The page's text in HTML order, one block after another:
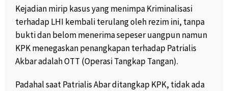
Kejadian mirip kasus yang menimpa Kriminalisasi
terhadap LHI kembali terulang oleh rezim ini, tanpa
bukti dan belom menerima sepeser uangpun namun
KPK menegaskan penangkapan terhadap Patrialis
Akbar adalah OTT (Operasi Tangkap Tangan).
Padahal saat Patrialis Abar ditangkap KPK, tidak ada